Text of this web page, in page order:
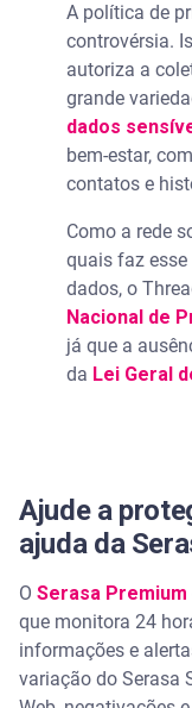
A política de
controvérsia.
autoriza a
grande
dados
bem-estar,
contatos e
Como a rede
quais faz
dados, o
Nacional de
já que a
da Lei Geral
Ajude a
ajuda da
O Serasa Premium
que monitora 24
informações e
variação do Serasa